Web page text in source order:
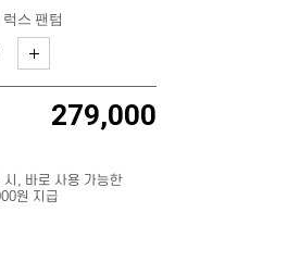
스 팬텀
279,000
시, 바로 사용 가능한
원 지급